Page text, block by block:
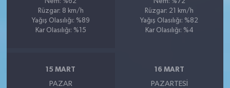
Rüzgar: 8 km/h
Yağış Olasılığı: %89
Kar Olasılığı: %15
Rüzgar: 21 km/h
Yağış Olasılığı: %82
Kar Olasılığı: %4
15 MART
PAZAR
16 MART
PAZARTESI